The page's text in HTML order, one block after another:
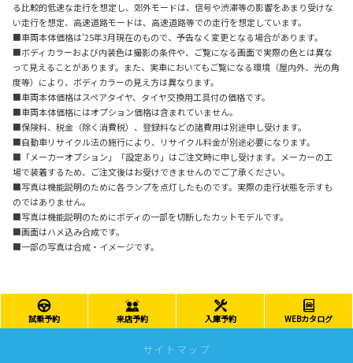
る比較的低速な走行を想定し、郊外モードは、信号や渋滞等の影響をあまり受けな
い走行を想定、高速道路モードは、高速道路等での走行を想定しています。
■車両本体価格は’25年3月現在のもので、予告なく変更となる場合があります。
■ボディカラーおよび内装色は撮影の条件や、ご覧になる画面で実際の色とは異な
って見えることがあります。また、実車においてもご覧になる環境（屋内外、光の角
度等）により、ボディカラーの見え方は異なります。
■車両本体価格はスペアタイヤ、タイヤ交換用工具付の価格です。
■車両本体価格にはオプション価格は含まれていません。
■保険料、税金（除く消費税）、登録料などの諸費用は別途申し受けます。
■自動車リサイクル法の施行により、リサイクル料金が別途必要になります。
■「メーカーオプション」「設定あり」はご注文時に申し受けます。メーカーの工
場で装着するため、ご注文後はお受けできませんのでご了承ください。
■写真は機能説明のために各ランプを点灯したものです。実際の走行状態を示すも
のではありません。
■写真は機能説明のためにボディの一部を切断したカットモデルです。
■画面はハメ込み合成です。
■一部の写真は合成・イメージです。
試乗予約 来店予約 入庫予約 WEBカタログ
サイトマップ